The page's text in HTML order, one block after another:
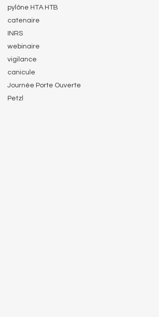
pylône HTA HTB
catenaire
INRS
webinaire
vigilance
canicule
Journée Porte Ouverte
Petzl